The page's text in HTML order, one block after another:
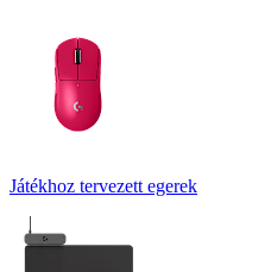
Játékhoz tervezett egerek